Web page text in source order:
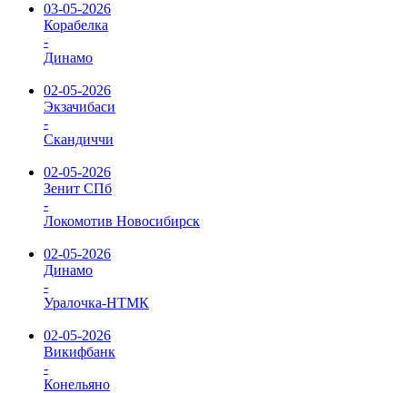
03-05-2026
Корабелка
-
Динамо
02-05-2026
Экзачибаси
-
Скандиччи
02-05-2026
Зенит СПб
-
Локомотив Новосибирск
02-05-2026
Динамо
-
Уралочка-НТМК
02-05-2026
Викифбанк
-
Конельяно